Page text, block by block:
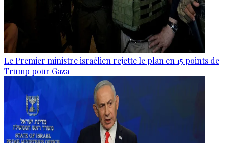
Le Premier ministre israélien rejette le plan en 15 points de
Trump pour Gaza